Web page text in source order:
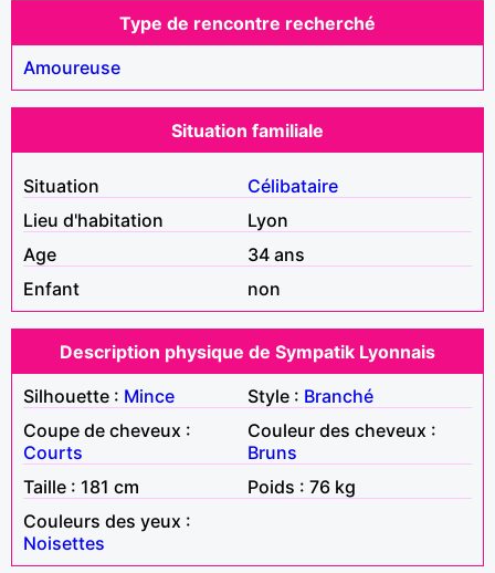
Type de rencontre recherché
Amoureuse
Situation familiale
Situation
Célibataire
Lieu d'habitation
Lyon
Age
34 ans
Enfant
non
Description physique de Sympatik Lyonnais
Silhouette : Mince Style : Branché
Coupe de cheveux :
Courts
Couleur des cheveux :
Bruns
Taille : 181 cm
Poids : 76 kg
Couleurs des yeux :
Noisettes